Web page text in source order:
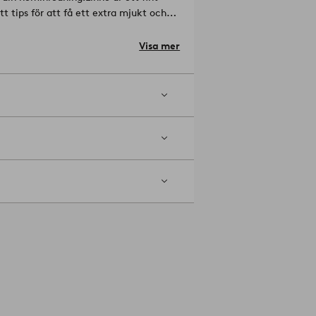
tips för att få ett extra mjukt och
på plats. Steamern kombinerar
Gardinen kan
och med spårbarhet i hela
behåller dina gardiner färgen
fläcken försiktigt med trasan,
Visa mer